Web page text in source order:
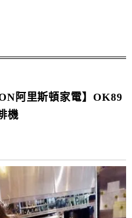
阿里斯頓家電】OK89
機